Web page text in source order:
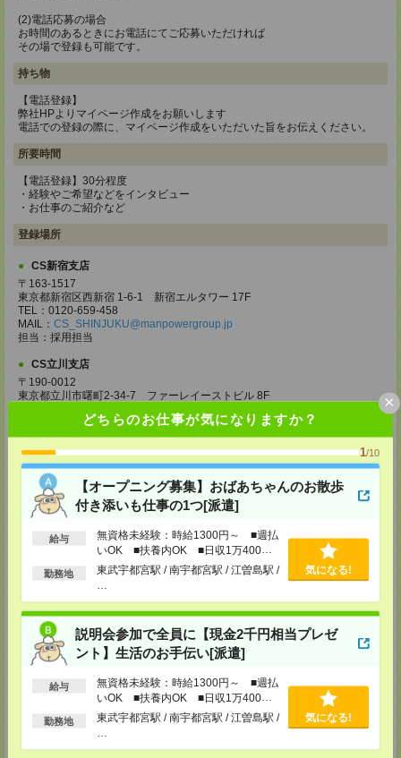
どちらのお仕事が気になりますか？
1/10
【オープニング募集】おばあちゃんのお散歩
付き添いも仕事の1つ[派遣]
給与
無資格未経験：時給1300円～ ■週払
いOK ■扶養内OK ■日収1万400円
以上
勤務地
東武宇都宮駅 / 南宇都宮駅 / 江曽島駅 /
気になる!
説明会参加で全員に【現金2千円相当プレゼ
ント】生活のお手伝い[派遣]
給与
無資格未経験：時給1300円～ ■週払
いOK ■扶養内OK ■日収1万400円
以上
勤務地
東武宇都宮駅 / 南宇都宮駅 / 江曽島駅 /
気になる!
×
(2)電話応募の場合
お時間のあるときにお電話にてご応募いただければ
その場で登録も可能です。
持ち物
【電話登録】
弊社HPよりマイページ作成をお願いします
電話での登録の際に、マイページ作成をいただいた旨をお伝えください。
所要時間
【電話登録】30分程度
・経験やご希望などをインタビュー
・お仕事のご紹介など
登録場所
CS新宿支店
〒163-1517
東京都新宿区西新宿 1-6-1 新宿エルタワー 17F
TEL：0120-659-458
MAIL： CS_SHINJUKU@manpowergroup.jp
担当：採用担当
CS立川支店
〒190-0012
東京都立川市曙町2-34-7 ファーレイーストビル 8F
CS_TACHIKAWA@manpowergroup.jp
担当：採用担当
CS横浜支店
〒220-8136
神奈川県横浜市西区みなとみらい 2-2-1 横浜ランドマークタワー36F
TEL：0120-659-459
MAIL：
CS_YOKOHAMA@manpowergroup.jp
担当：採用担当
〒330-0854 埼玉県さいたま市大宮区桜木町 1-10-16 シーノ大宮ノース
TEL：0120-769-355
MAIL：CS_OMIYA@manpowergroup.jp
担当：採用担当
CS高崎支店
〒370-0831 群馬県高崎市あら町167 高崎第一生命ビルディング11Ｆ
TEL：027-320-6558
CS_TAKASAKI@manpowergroup.jp
担当：採用担当